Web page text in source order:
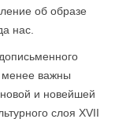
об образе
нас.
менее важны
и новейшей
слоя XVII